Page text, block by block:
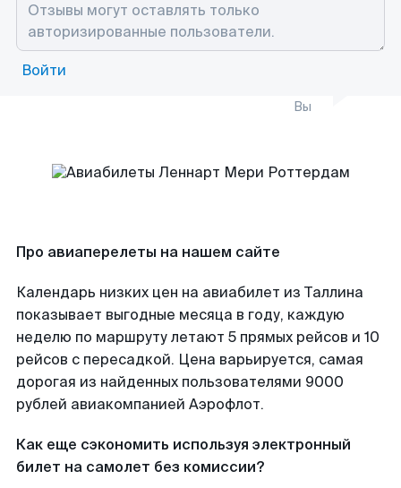
Войти
Вы
Про авиаперелеты на нашем сайте
Календарь низких цен на авиабилет из Таллина
показывает выгодные месяца в году, каждую
неделю по маршруту летают 5 прямых рейсов и 10
рейсов с пересадкой. Цена варьируется, самая
дорогая из найденных пользователями 9000
рублей авиакомпанией Аэрофлот.
Как еще сэкономить используя электронный
билет на самолет без комиссии?